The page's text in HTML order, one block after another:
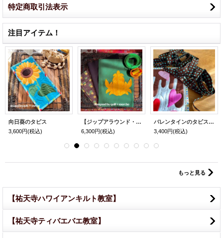
特定商取引法表示
注目アイテム！
向日葵のタピス
3,600円(税込)
【ジップアラウンド・ポーチ】「フォレストグリーンとパインのカレッジ風」
6,300円(税込)
バレンタインのタピス「チョコミント」
3,400円(税込)
もっと見る
【祐天寺ハワイアンキルト教室】
【祐天寺ティバエバエ教室】